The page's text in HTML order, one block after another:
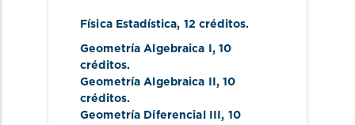
Física Estadística, 12 créditos.
Geometría Algebraica I , 10
créditos.
Geometría Algebraica II, 10
créditos.
Geometría Diferencial III, 10